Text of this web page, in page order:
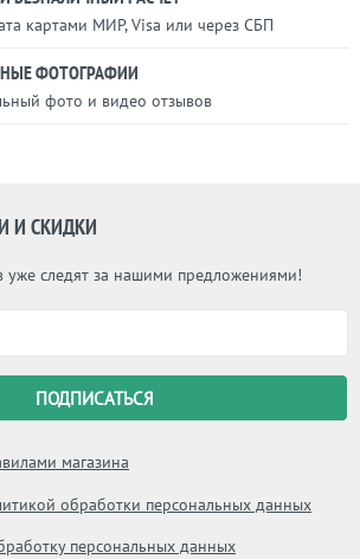
картами МИР, Visa или через СБП
ФОТОГРАФИИ
фото и видео отзывов
И СКИДКИ
уже следят за нашими предложениями!
магазина
обработки персональных данных
персональных данных